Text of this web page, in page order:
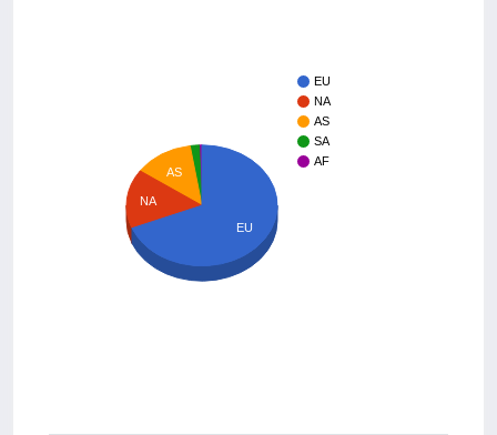
EU
NA
AS
SA
AF
AS
NA
EU